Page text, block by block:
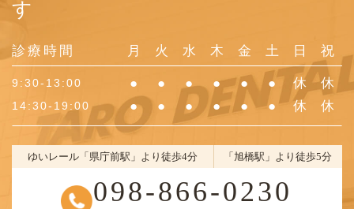
す
診療時間 月 火 水 木 金 土 日 祝
9:30-13:00 ● ● ● ● ● ● 休 休
14:30-19:00 ● ● ● ● ● ● 休 休
ゆいレール「県庁前駅」より徒歩4分 「旭橋駅」より徒歩5分
098-866-0230